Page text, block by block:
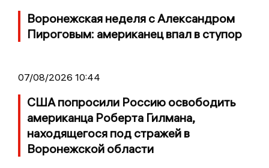
Воронежская неделя с Александром
Пироговым: американец впал в ступор
07/08/2026 10:44
США попросили Россию освободить
американца Роберта Гилмана,
находящегося под стражей в
Воронежской области